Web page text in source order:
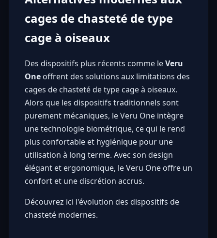
cages de chasteté de type
cage à oiseaux
Des dispositifs plus récents comme leVeru
Oneoffrent des solutions aux limitations des
cages de chasteté de type cage à oiseaux.
Alors que les dispositifs traditionnels sont
purement mécaniques, le Veru One intègre
une technologie biométrique, ce qui le rend
plus confortable et hygiénique pour une
utilisation à long terme. Avec son design
élégant et ergonomique, le Veru One offre un
confort et une discrétion accrus.
Découvrez ici l'évolution des dispositifs de
chasteté modernes.